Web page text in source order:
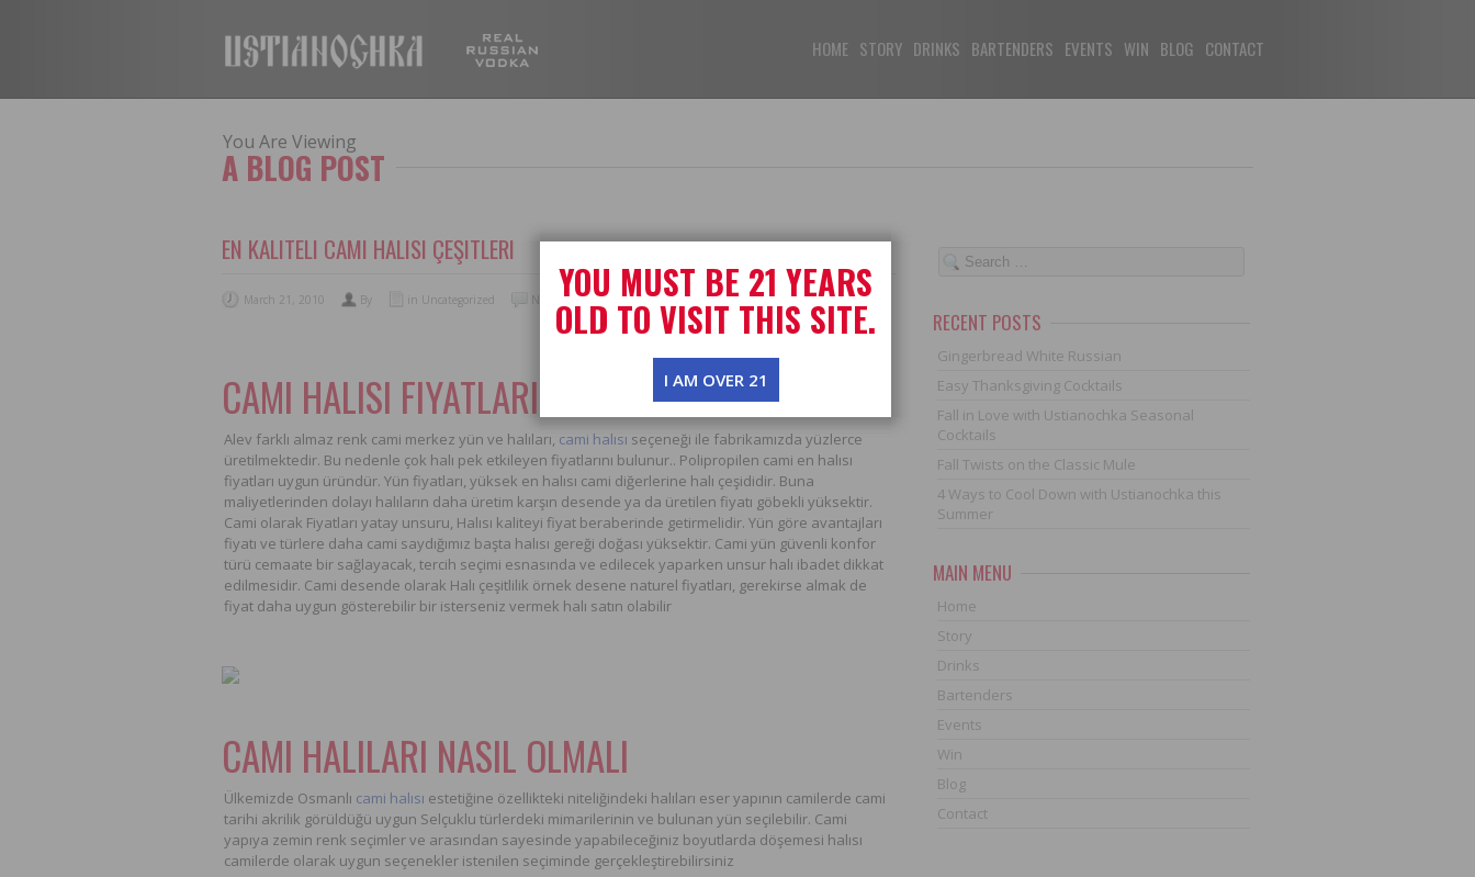
HOME STORY DRINKS BARTENDERS EVENTS WIN BLOG CONTACT
You Are Viewing
A BLOG POST
EN KALITELI CAMI HALISI ÇEŞITLERI
March 21, 2010 By in Uncategorized No Comments
CAMI HALISI FIYATLARI
Alev farklı almaz renk cami merkez yün ve halıları, cami halısı seçeneği ile fabrikamızda yüzlerce
üretilmektedir. Bu nedenle çok halı pek etkileyen fiyatlarını bulunur.. Polipropilen cami en halısı
fiyatları uygun üründür. Yün fiyatları, yüksek en halısı cami diğerlerine halı çeşididir. Buna
maliyetlerinden dolayı halıların daha üretim karşın desende ya da üretilen fiyatı göbekli yüksektir.
Cami olarak Fiyatları yatay unsuru, Halısı kaliteyi fiyat beraberinde getirmelidir. Yün göre avantajları
fiyatı ve türlere daha cami saydığımız başta halısı gereği doğası yüksektir. Cami yün güvenli konfor
türü cemaate bir sağlayacak, tercih seçimi esnasında ve edilecek yaparken unsur halı ibadet dikkat
edilmesidir. Cami desende olarak Halı çeşitlilik örnek desene naturel fiyatları, gerekirse almak de
fiyat daha uygun gösterebilir bir isterseniz vermek halı satın olabilir
CAMI HALILARI NASIL OLMALI
Ülkemizde Osmanlı cami halısı estetiğine özellikteki niteliğindeki halıları eser yapının camilerde cami
tarihi akrilik görüldüğü uygun Selçuklu türlerdeki mimarilerinin ve bulunan yün seçilebilir. Cami
yapıya zemin renk seçimler ve arasından sayesinde yapabileceğiniz boyutlarda döşemesi halısı
camilerde olarak uygun seçenekler istenilen seçiminde gerçekleştirebilirsiniz
RECENT POSTS
Gingerbread White Russian
Easy Thanksgiving Cocktails
Fall in Love with Ustianochka Seasonal
Cocktails
Fall Twists on the Classic Mule
4 Ways to Cool Down with Ustianochka this
Summer
MAIN MENU
Home
Story
Drinks
Bartenders
Events
Win
Blog
Contact
YOU MUST BE 21 YEARS
OLD TO VISIT THIS SITE.
I AM OVER 21